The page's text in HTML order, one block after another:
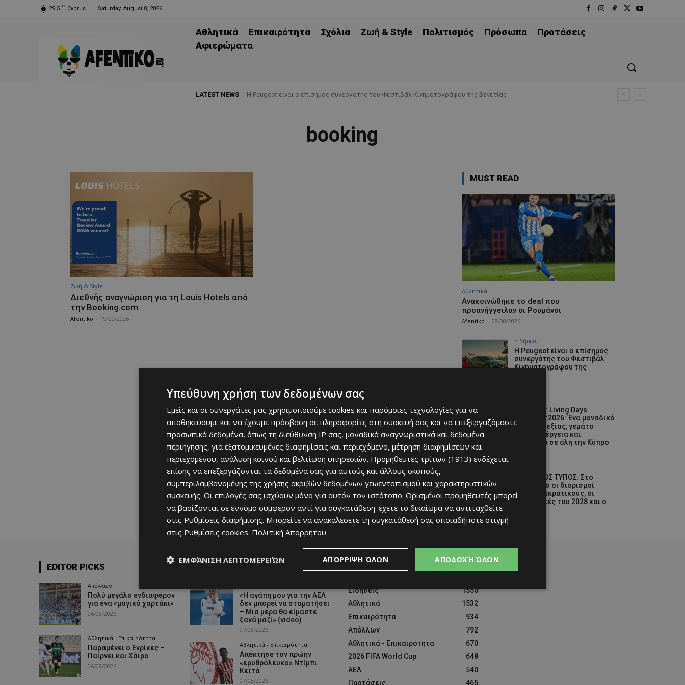
29.5 C Cyprus Saturday, August 8, 2026
Αθλητικά Επικαιρότητα Σχόλια Ζωή & Style Πολιτισμός Πρόσωπα
Προτάσεις
Aφιερώματα
LATEST NEWS Η Peugeot είναι ο επίσημος συνεργάτης του Φεστιβάλ Κινηματογράφου της Βενετίας
booking
Ζωή & Style
Διεθνής αναγνώριση για τη Louis Hotels από
την Booking.com
Afentiko 19/02/2026
MUST READ
Αθλητικά
Aνακοινώθηκε το deal που
προανήγγειλαν οι Ρουμάνοι
Afentiko 08/08/2026
Ειδήσεις
Η Peugeot είναι ο επίσημος
συνεργάτης του Φεστιβάλ
Κινηματογράφου της
Lidl Better Living Days
#summer2026: Ένα μοναδικό
ταξίδι ευεξίας, γεμάτο
γεύση, ενέργεια και
χαμόγελα σε όλη την Κύπρο
ΚΥΠΡΙΑΚΟΣ ΤΥΠΟΣ: Στο
επίκεντρο οι διορισμοί
στους ημικρατικούς, οι
Προεδρικές του 2028 και ο
EDITOR PICKS
Απόλλων
Πολύ μεγάλο ενδιαφέρον
για ένα «μαγικό χαρτάκι»
06/08/2026
Αθλητικά - Επικαιρότητα
Παραμένει ο Ενρίκες –
Παίρνει και Χάιρο
06/08/2026
«Η αγάπη μου για την ΑΕΛ
δεν μπορεί να σταματήσει
– Μια μέρα θα είμαστε
ξανά μαζί» (video)
07/08/2026
Αθλητικά - Επικαιρότητα
Απέκτησε τον πρώην
«ερυθρόλευκο» Ντίμπι
Κεϊτά
07/08/2026
Ειδήσεις
1550
Αθλητικά
1532
Επικαιρότητα
934
Απόλλων
792
Αθλητικά - Επικαιρότητα
670
2026 FIFA World Cup
648
ΑΕΛ
540
Προτάσεις
465
Υπεύθυνη χρήση των δεδομένων σας
Εμείς και οι συνεργάτες μας χρησιμοποιούμε cookies και παρόμοιες τεχνολογίες για να
αποθηκεύουμε και να έχουμε πρόσβαση σε πληροφορίες στη συσκευή σας και να επεξεργαζόμαστε
προσωπικά δεδομένα, όπως τη διεύθυνση IP σας, μοναδικά αναγνωριστικά και δεδομένα
περιήγησης, για εξατομικευμένες διαφημίσεις και περιεχόμενο, μέτρηση διαφημίσεων και
περιεχομένου, ανάλυση κοινού και βελτίωση υπηρεσιών. Προμηθευτές τρίτων (1913) ενδέχεται
επίσης να επεξεργάζονται τα δεδομένα σας για αυτούς και άλλους σκοπούς,
συμπεριλαμβανομένης της χρήσης ακριβών δεδομένων γεωεντοπισμού και χαρακτηριστικών
συσκευής. Οι επιλογές σας ισχύουν μόνο για αυτόν τον ιστότοπο. Ορισμένοι προμηθευτές μπορεί
να βασίζονται σε έννομο συμφέρον αντί για συγκατάθεση· έχετε το δικαίωμα να αντιταχθείτε
στις Ρυθμίσεις διαφήμισης. Μπορείτε να ανακαλέσετε τη συγκατάθεσή σας οποιαδήποτε στιγμή
στις Ρυθμίσεις cookies. Πολιτική Απορρήτου
ΑΠΟΔΟΧΉ ΌΛΩΝ
ΑΠΌΡΡΙΨΗ ΌΛΩΝ
ΕΜΦΆΝΙΣΗ ΛΕΠΤΟΜΕΡΕΙΏΝ